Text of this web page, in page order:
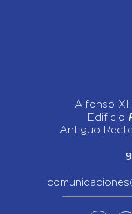
Alfonso
Edificio
Antiguo